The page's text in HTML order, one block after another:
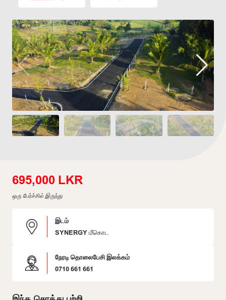
695,000 LKR
ஒரு பேர்ச்சில் இருந்து
இடம்
SYNERGY மீகொட
நேரடி தொலைபேசி இலக்கம்
0710 661 661